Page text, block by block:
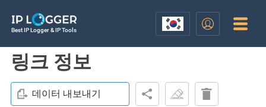
Best IP Logger & IP Tools
링크 정보
데이터 내보내기